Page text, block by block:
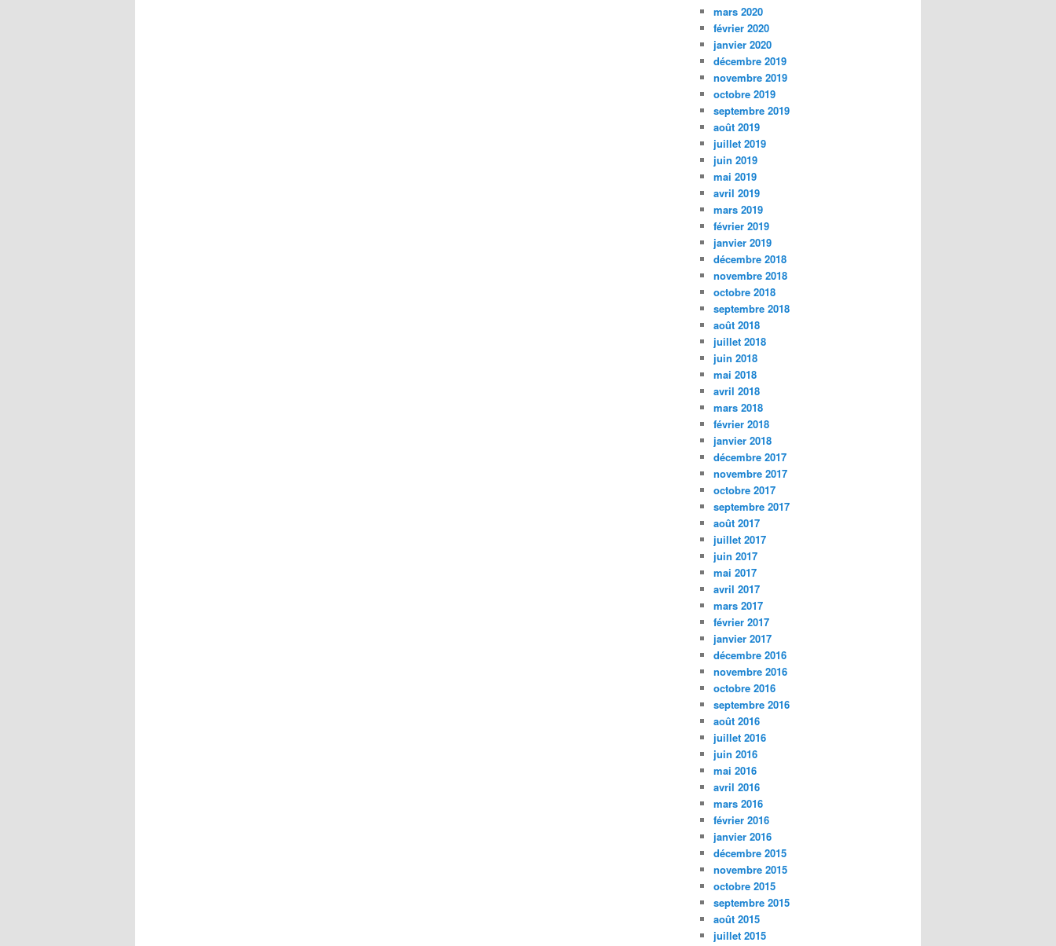
mars 2020
février 2020
janvier 2020
décembre 2019
novembre 2019
octobre 2019
septembre 2019
août 2019
juillet 2019
juin 2019
mai 2019
avril 2019
mars 2019
février 2019
janvier 2019
décembre 2018
novembre 2018
octobre 2018
septembre 2018
août 2018
juillet 2018
juin 2018
mai 2018
avril 2018
mars 2018
février 2018
janvier 2018
décembre 2017
novembre 2017
octobre 2017
septembre 2017
août 2017
juillet 2017
juin 2017
mai 2017
avril 2017
mars 2017
février 2017
janvier 2017
décembre 2016
novembre 2016
octobre 2016
septembre 2016
août 2016
juillet 2016
juin 2016
mai 2016
avril 2016
mars 2016
février 2016
janvier 2016
décembre 2015
novembre 2015
octobre 2015
septembre 2015
août 2015
juillet 2015